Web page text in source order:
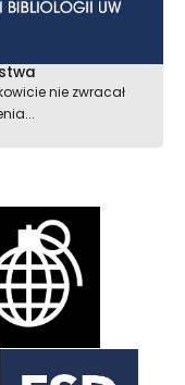
nie zwracał